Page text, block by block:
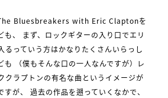
Bluesbreakers with Eric Claptonを
も、 まず、ロックギターの入り口でエリ
るっていう方はかなりたくさんいらっし
も （僕もそんな口の一人なんですが）レ
クラプトンの有名な曲というイメージが
すが、 過去の作品を遡っていくなかで、